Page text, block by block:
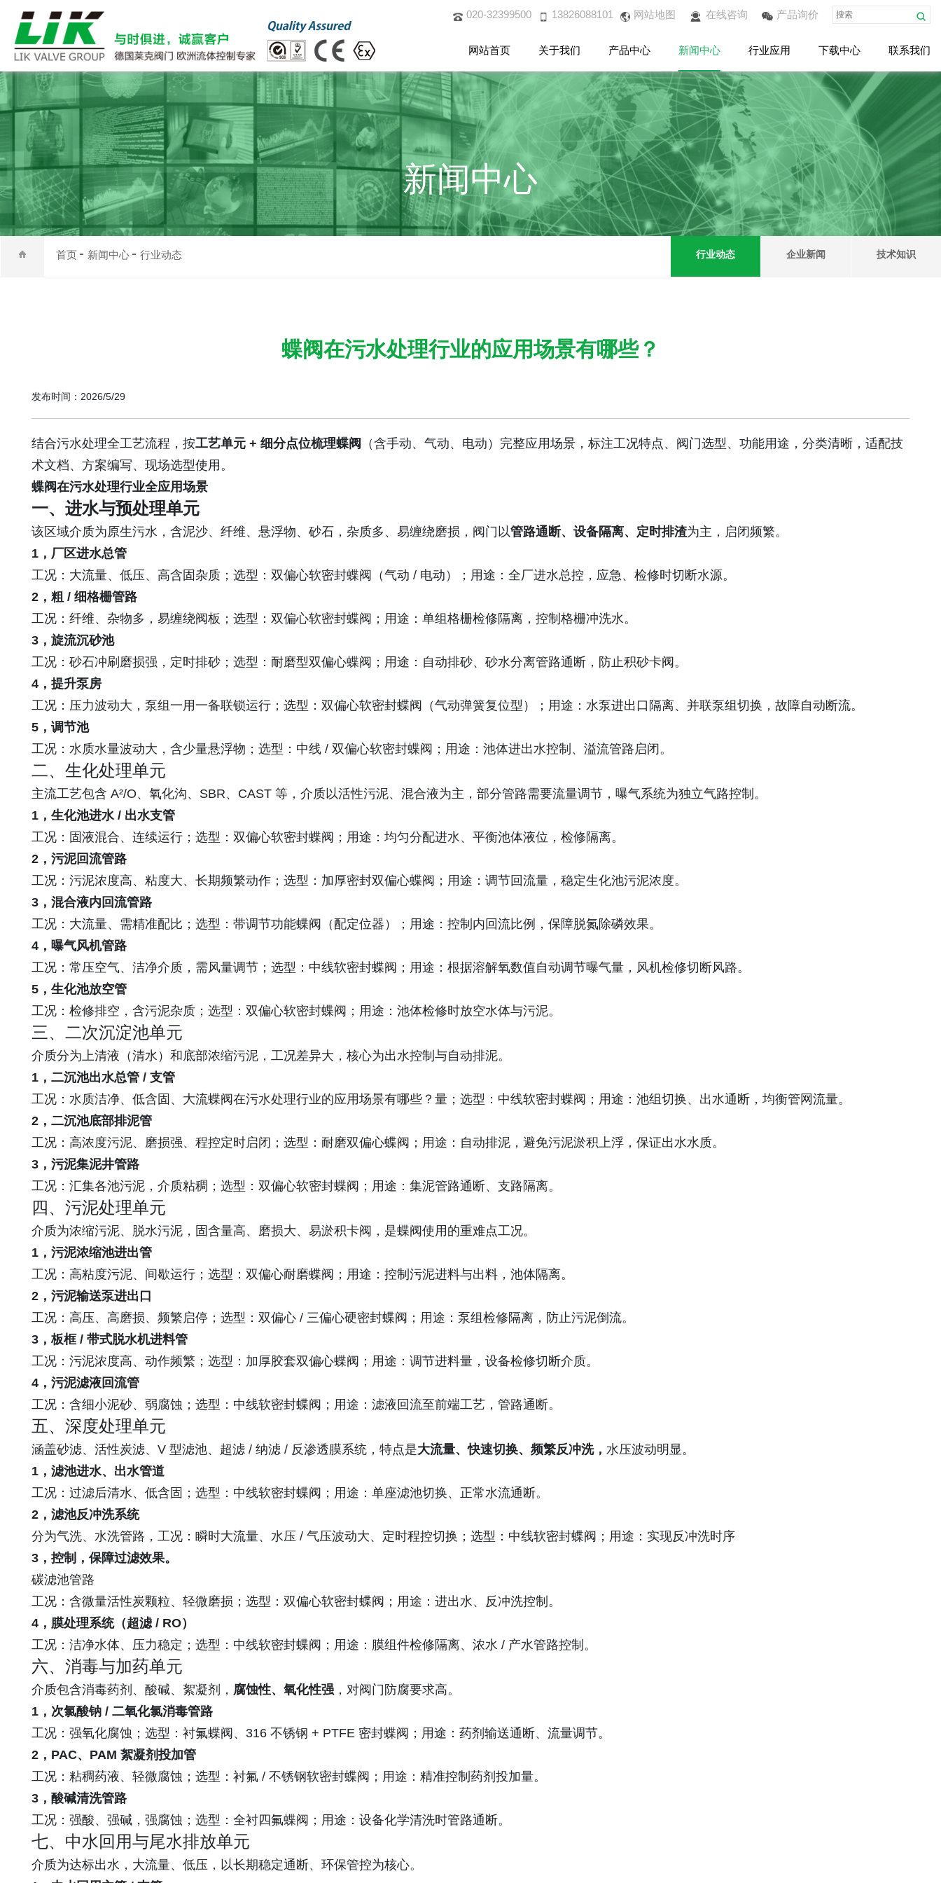
网站首页 关于我们 产品中心 新闻中心 行业应用 下载中心 联系我们
020-32399500 13826088101 网站地图 在线咨询 产品询价
新闻中心
首页 新闻中心 行业动态 行业动态 企业新闻 技术知识
蝶阀在污水处理行业的应用场景有哪些？
发布时间：2026/5/29
结合污水处理全工艺流程，按工艺单元 + 细分点位梳理蝶阀
（含手动、气动、电动）完整应用场景，标注工况特点、阀门选型、功能用途，分类清晰，适配技
术文档、方案编写、现场选型使用。
蝶阀在污水处理行业全应用场景
一、进水与预处理单元
该区域介质为原生污水，含泥沙、纤维、悬浮物、砂石，杂质多、易缠绕磨损，阀门以管路通断、设备隔离、定时排渣为主，启闭频繁。
1，厂区进水总管
工况：大流量、低压、高含固杂质；选型：双偏心软密封蝶阀（气动 / 电动）；用途：全厂进水总控，应急、检修时切断水源。
2，粗 / 细格栅管路
工况：纤维、杂物多，易缠绕阀板；选型：双偏心软密封蝶阀；用途：单组格栅检修隔离，控制格栅冲洗水。
3，旋流沉砂池
工况：砂石冲刷磨损强，定时排砂；选型：耐磨型双偏心蝶阀；用途：自动排砂、砂水分离管路通断，防止积砂卡阀。
4，提升泵房
工况：压力波动大，泵组一用一备联锁运行；选型：双偏心软密封蝶阀（气动弹簧复位型）；用途：水泵进出口隔离、并联泵组切换，故障自动断流。
5，调节池
工况：水质水量波动大，含少量悬浮物；选型：中线 / 双偏心软密封蝶阀；用途：池体进出水控制、溢流管路启闭。
二、生化处理单元
主流工艺包含 A²/O、氧化沟、SBR、CAST 等，介质以活性污泥、混合液为主，部分管路需要流量调节，曝气系统为独立气路控制。
1，生化池进水 / 出水支管
工况：固液混合、连续运行；选型：双偏心软密封蝶阀；用途：均匀分配进水、平衡池体液位，检修隔离。
2，污泥回流管路
工况：污泥浓度高、粘度大、长期频繁动作；选型：加厚密封双偏心蝶阀；用途：调节回流量，稳定生化池污泥浓度。
3，混合液内回流管路
工况：大流量、需精准配比；选型：带调节功能蝶阀（配定位器）；用途：控制内回流比例，保障脱氮除磷效果。
4，曝气风机管路
工况：常压空气、洁净介质，需风量调节；选型：中线软密封蝶阀；用途：根据溶解氧数值自动调节曝气量，风机检修切断风路。
5，生化池放空管
工况：检修排空，含污泥杂质；选型：双偏心软密封蝶阀；用途：池体检修时放空水体与污泥。
三、二次沉淀池单元
介质分为上清液（清水）和底部浓缩污泥，工况差异大，核心为出水控制与自动排泥。
1，二沉池出水总管 / 支管
工况：水质洁净、低含固、大流蝶阀在污水处理行业的应用场景有哪些？ 量；选型：中线软密封蝶阀；用途：池组切换、出水通断，均衡管网流量。
2，二沉池底部排泥管
工况：高浓度污泥、磨损强、程控定时启闭；选型：耐磨双偏心蝶阀；用途：自动排泥，避免污泥淤积上浮，保证出水水质。
3，污泥集泥井管路
工况：汇集各池污泥，介质粘稠；选型：双偏心软密封蝶阀；用途：集泥管路通断、支路隔离。
四、污泥处理单元
介质为浓缩污泥、脱水污泥，固含量高、磨损大、易淤积卡阀，是蝶阀使用的重难点工况。
1，污泥浓缩池进出管
工况：高粘度污泥、间歇运行；选型：双偏心耐磨蝶阀；用途：控制污泥进料与出料，池体隔离。
2，污泥输送泵进出口
工况：高压、高磨损、频繁启停；选型：双偏心 / 三偏心硬密封蝶阀；用途：泵组检修隔离，防止污泥倒流。
3，板框 / 带式脱水机进料管
工况：污泥浓度高、动作频繁；选型：加厚胶套双偏心蝶阀；用途：调节进料量，设备检修切断介质。
4，污泥滤液回流管
工况：含细小泥砂、弱腐蚀；选型：中线软密封蝶阀；用途：滤液回流至前端工艺，管路通断。
五、深度处理单元
涵盖砂滤、活性炭滤、V 型滤池、超滤 / 纳滤 / 反渗透膜系统，特点是大流量、快速切换、频繁反冲洗， 水压波动明显。
1，滤池进水、出水管道
工况：过滤后清水、低含固；选型：中线软密封蝶阀；用途：单座滤池切换、正常水流通断。
2，滤池反冲洗系统
分为气洗、水洗管路，工况：瞬时大流量、水压 / 气压波动大、定时程控切换；选型：中线软密封蝶阀；用途：实现反冲洗时序
3，控制，保障过滤效果。
碳滤池管路
工况：含微量活性炭颗粒、轻微磨损；选型：双偏心软密封蝶阀；用途：进出水、反冲洗控制。
4，膜处理系统（超滤 / RO）
工况：洁净水体、压力稳定；选型：中线软密封蝶阀；用途：膜组件检修隔离、浓水 / 产水管路控制。
六、消毒与加药单元
介质包含消毒药剂、酸碱、絮凝剂， 腐蚀性、氧化性强 ，对阀门防腐要求高。
1，次氯酸钠 / 二氧化氯消毒管路
工况：强氧化腐蚀；选型：衬氟蝶阀、316 不锈钢 + PTFE 密封蝶阀；用途：药剂输送通断、流量调节。
2，PAC、PAM 絮凝剂投加管
工况：粘稠药液、轻微腐蚀；选型：衬氟 / 不锈钢软密封蝶阀；用途：精准控制药剂投加量。
3，酸碱清洗管路
工况：强酸、强碱，强腐蚀；选型：全衬四氟蝶阀；用途：设备化学清洗时管路通断。
七、中水回用与尾水排放单元
介质为达标出水，大流量、低压，以长期稳定通断、环保管控为核心。